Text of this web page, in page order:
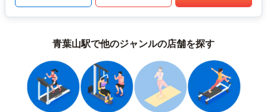
青葉山駅で他のジャンルの店舗を探す